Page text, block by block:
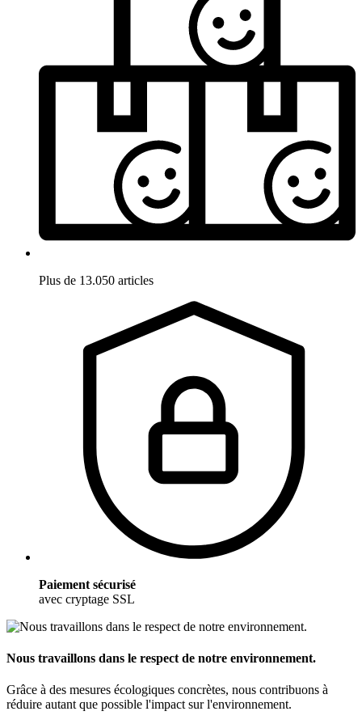
Plus de 13.050 articles
Paiement sécurisé
avec cryptage SSL
Nous travaillons dans le respect de notre environnement.
Grâce à des mesures écologiques concrètes, nous contribuons à
réduire autant que possible l'impact sur l'environnement.